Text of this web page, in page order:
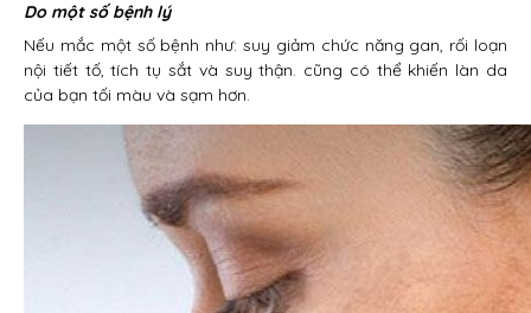
Do một số bệnh lý
Nếu mắc một số bệnh như: suy giảm chức năng gan, rối loạn
nội tiết tố, tích tụ sắt và suy thận. cũng có thể khiến làn da
của bạn tối màu và sạm hơn.